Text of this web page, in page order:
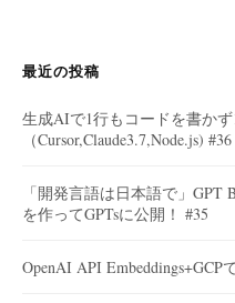
最近の投稿
生成AIで1行もコードを書か
（Cursor,Claude3.7,Node.js) #36
「開発言語は日本語で」
を作ってGPTsに公開！ #35
OpenAI API